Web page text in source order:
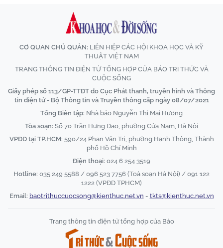
CƠ QUAN CHỦ QUẢN: LIÊN HIỆP CÁC HỘI KHOA HỌC VÀ KỸ
THUẬT VIỆT NAM
TRANG THÔNG TIN ĐIỆN TỬ TỔNG HỢP CỦA BÁO TRI THỨC VÀ
CUỘC SỐNG
Giấy phép số 113/GP-TTĐT do Cục Phát thanh, truyền hình và Thông
tin điện tử - Bộ Thông tin và Truyền thông cấp ngày 08/07/2021
Tổng Biên tập: Nhà báo Nguyễn Thị Mai Hương
Tòa soạn: Số 70 Trần Hưng Đạo, phường Cửa Nam, Hà Nội
VPĐD tại TP.HCM: 590/24 Phan Văn Trị, phường Hạnh Thông, Thành
phố Hồ Chí Minh
Điện thoại: 024 6 254 3519
Hotline: 035 249 5588 / 096 523 7756 (Toà soạn Hà Nội) / 091 122
1222 (VPĐD TPHCM)
Email: baotrithuccuocsong@kienthuc.net.vn - tkts@kienthuc.net.vn
Trang thông tin điện tử tổng hợp của Báo